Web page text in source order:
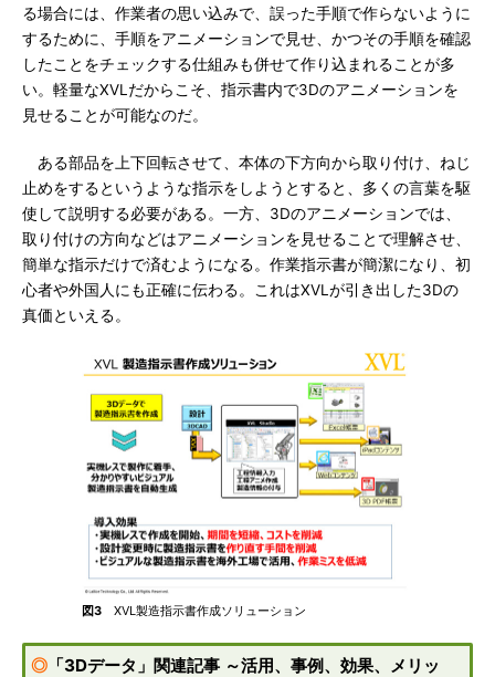
る場合には、作業者の思い込みで、誤った手順で作らないように
するために、手順をアニメーションで見せ、かつその手順を確認
したことをチェックする仕組みも併せて作り込まれることが多
い。軽量なXVLだからこそ、指示書内で3Dのアニメーションを
見せることが可能なのだ。
ある部品を上下回転させて、本体の下方向から取り付け、ねじ
止めをするというような指示をしようとすると、多くの言葉を駆
使して説明する必要がある。一方、3Dのアニメーションでは、
取り付けの方向などはアニメーションを見せることで理解させ、
簡単な指示だけで済むようになる。作業指示書が簡潔になり、初
心者や外国人にも正確に伝わる。これはXVLが引き出した3Dの
真価といえる。
図3 XVL製造指示書作成ソリューション
◎ 「3Dデータ」関連記事 ～活用、事例、効果、メリッ